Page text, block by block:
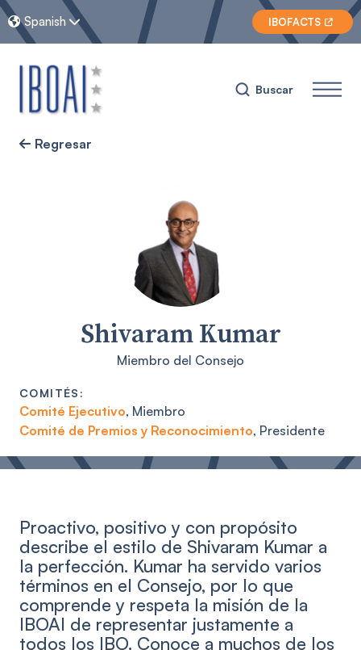
 Spanish  IBOFACTS 
Buscar
 Regresar
Shivaram Kumar
Miembro del Consejo
COMITÉS:
Comité Ejecutivo, Miembro
Comité de Premios y Reconocimiento, Presidente
Proactivo, positivo y con propósito
describe el estilo de Shivaram Kumar a
la perfección. Kumar ha servido varios
términos en el Consejo, por lo que
comprende y respeta la misión de la
IBOAI de representar justamente a
todos los IBO. Conoce a muchos de los